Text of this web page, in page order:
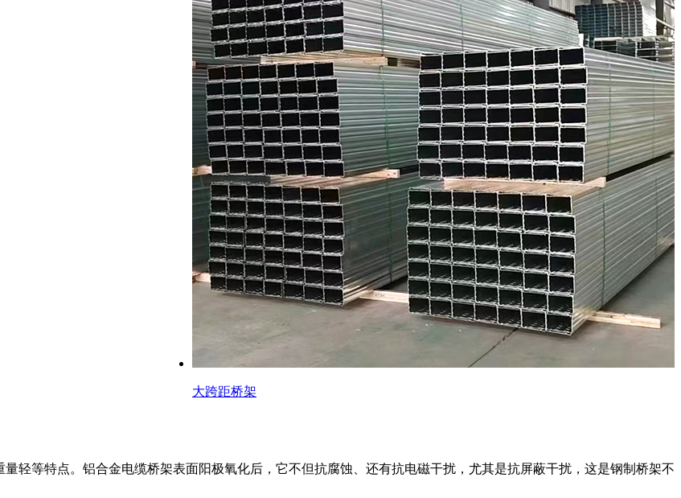
大跨距桥架
轻等特点。铝合金电缆桥架表面阳极氧化后，它不但抗腐蚀、还有抗电磁干扰，尤其是抗屏蔽干扰，这是钢制桥架不